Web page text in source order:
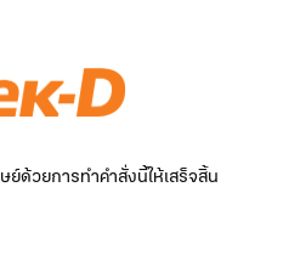
ด้วยการทำคำสั่งนี้ให้เสร็จสิ้น